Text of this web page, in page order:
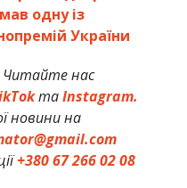
одну із
України
Читайте нас
таInstagram.
новини на
+380 67 266 02 08